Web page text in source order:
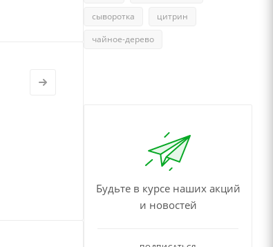
сыворотка
цитрин
чайное-дерево
Будьте в курсе наших акций
и новостей